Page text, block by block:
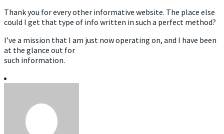
Thank you for every other informative website. The place else
could I get that type of info written in such a perfect method?
I’ve a mission that I am just now operating on, and I have been
at the glance out for
such information.